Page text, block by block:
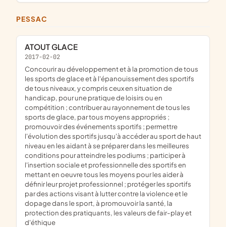
PESSAC
ATOUT GLACE
2017-02-02
concourir au développement et à la promotion de tous
les sports de glace et à l'épanouissement des sportifs
de tous niveaux, y compris ceux en situation de
handicap, pour une pratique de loisirs ou en
compétition ; contribuer au rayonnement de tous les
sports de glace, par tous moyens appropriés ;
promouvoir des événements sportifs ; permettre
l'évolution des sportifs jusqu'à accéder au sport de haut
niveau en les aidant à se préparer dans les meilleures
conditions pour atteindre les podiums ; participer à
l'insertion sociale et professionnelle des sportifs en
mettant en oeuvre tous les moyens pour les aider à
définir leur projet professionnel ; protéger les sportifs
par des actions visant à lutter contre la violence et le
dopage dans le sport, à promouvoir la santé, la
protection des pratiquants, les valeurs de fair-play et
d'éthique